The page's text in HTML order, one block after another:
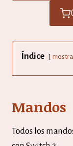
Índice
Mandos
Todos los